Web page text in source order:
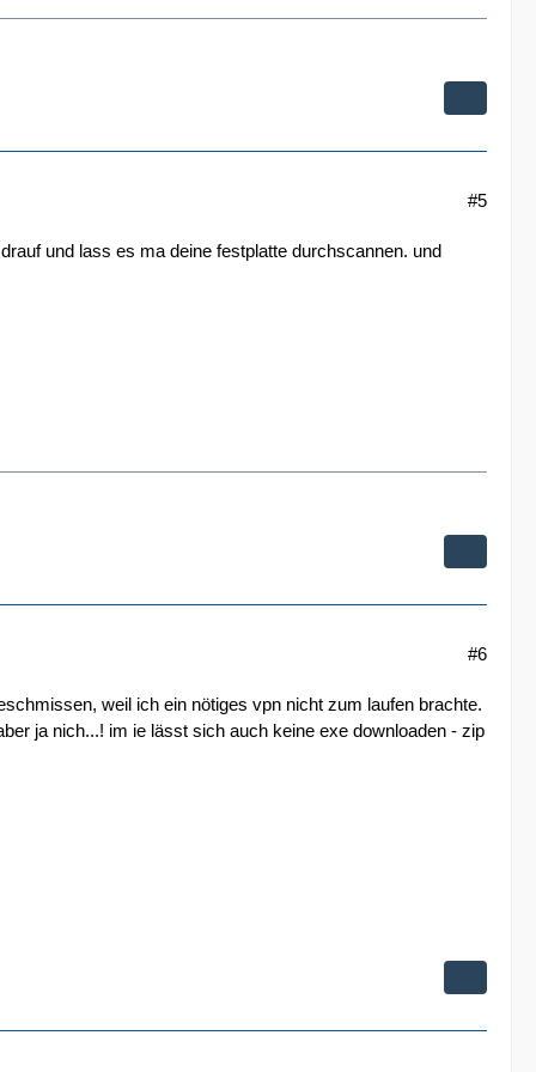
#5
und lass es ma deine festplatte durchscannen. und
#6
weil ich ein nötiges vpn nicht zum laufen brachte.
ja nich...! im ie lässt sich auch keine exe downloaden - zip